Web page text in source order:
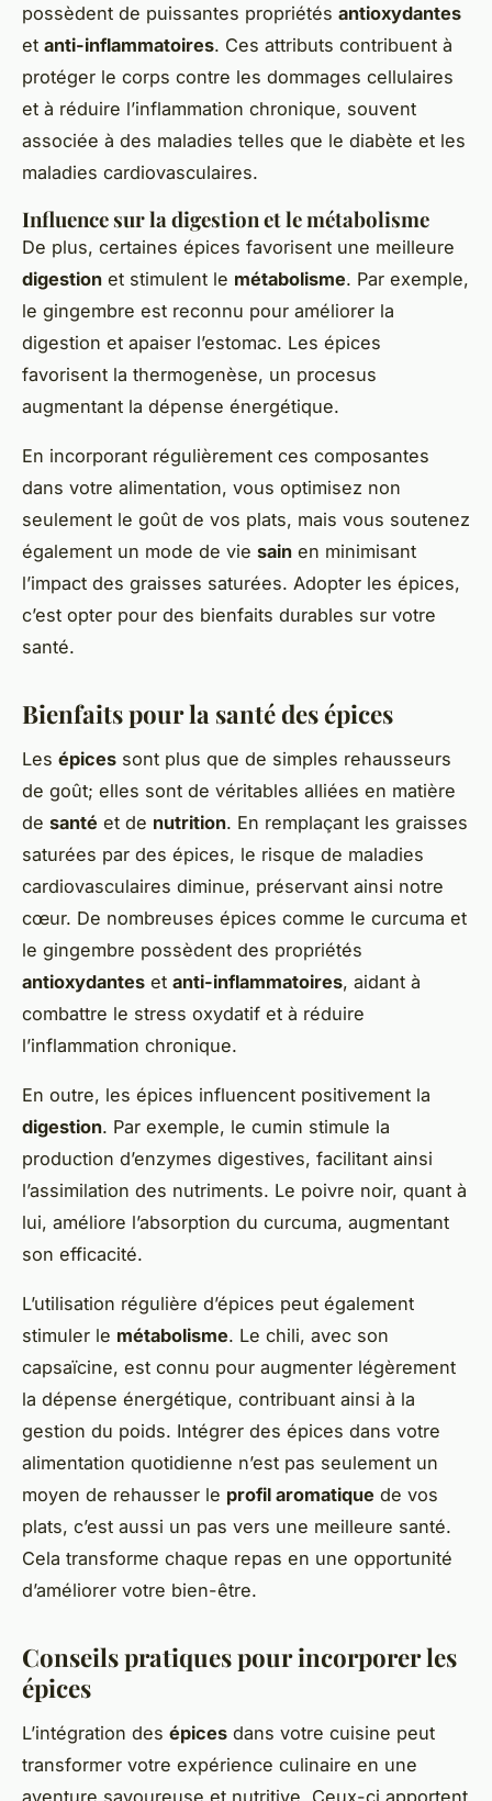
possèdent de puissantes propriétés antioxydantes
et anti-inflammatoires. Ces attributs contribuent à
protéger le corps contre les dommages cellulaires
et à réduire l’inflammation chronique, souvent
associée à des maladies telles que le diabète et les
maladies cardiovasculaires.
Influence sur la digestion et le métabolisme
De plus, certaines épices favorisent une meilleure
digestion et stimulent le métabolisme. Par exemple,
le gingembre est reconnu pour améliorer la
digestion et apaiser l’estomac. Les épices
favorisent la thermogenèse, un procesus
augmentant la dépense énergétique.
En incorporant régulièrement ces composantes
dans votre alimentation, vous optimisez non
seulement le goût de vos plats, mais vous soutenez
également un mode de vie sain en minimisant
l’impact des graisses saturées. Adopter les épices,
c’est opter pour des bienfaits durables sur votre
santé.
Bienfaits pour la santé des épices
Les épices sont plus que de simples rehausseurs
de goût; elles sont de véritables alliées en matière
de santé et de nutrition. En remplaçant les graisses
saturées par des épices, le risque de maladies
cardiovasculaires diminue, préservant ainsi notre
cœur. De nombreuses épices comme le curcuma et
le gingembre possèdent des propriétés
antioxydantes et anti-inflammatoires, aidant à
combattre le stress oxydatif et à réduire
l’inflammation chronique.
En outre, les épices influencent positivement la
digestion. Par exemple, le cumin stimule la
production d’enzymes digestives, facilitant ainsi
l’assimilation des nutriments. Le poivre noir, quant à
lui, améliore l’absorption du curcuma, augmentant
son efficacité.
L’utilisation régulière d’épices peut également
stimuler le métabolisme. Le chili, avec son
capsaïcine, est connu pour augmenter légèrement
la dépense énergétique, contribuant ainsi à la
gestion du poids. Intégrer des épices dans votre
alimentation quotidienne n’est pas seulement un
moyen de rehausser le profil aromatique de vos
plats, c’est aussi un pas vers une meilleure santé.
Cela transforme chaque repas en une opportunité
d’améliorer votre bien-être.
Conseils pratiques pour incorporer les
épices
L’intégration des épices dans votre cuisine peut
transformer votre expérience culinaire en une
aventure savoureuse et nutritive. Ceux-ci apportent